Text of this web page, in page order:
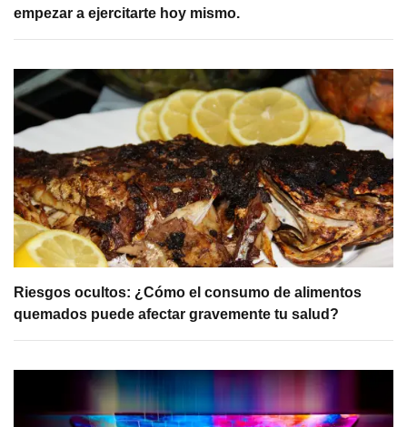
empezar a ejercitarte hoy mismo.
Riesgos ocultos: ¿Cómo el consumo de alimentos
quemados puede afectar gravemente tu salud?